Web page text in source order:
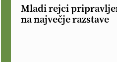
Mladi rejci
na največje razstave